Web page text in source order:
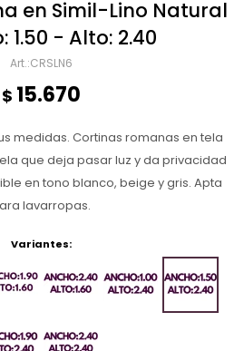
en Simil-Lino Natural
1.50 - Alto: 2.40
CRSLN6
$ 15.670
medidas. Cortinas romanas en tela
que deja pasar luz y da privacidad
en tono blanco, beige y gris. Apta
lavarropas.
Variantes: